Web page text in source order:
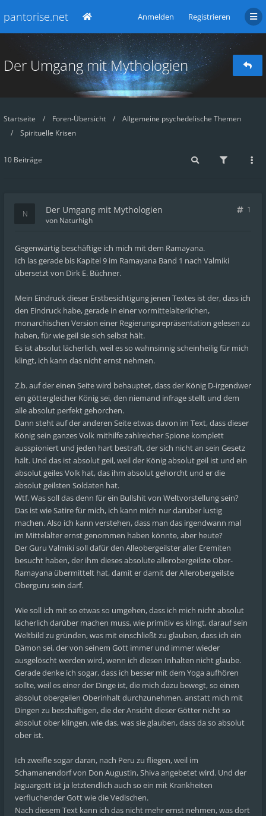
pantorise.net Anmelden Registrieren
Der Umgang mit Mythologien
Startseite Foren-Übersicht
Allgemeine psychedelische Themen
Spirituelle Krisen
10 Beiträge
Der Umgang mit Mythologien
1
von Naturhigh
Gegenwärtig beschäftige ich mich mit dem Ramayana.
Ich las gerade bis Kapitel 9 im Ramayana Band 1 nach Valmiki
übersetzt von Dirk E. Büchner.
Mein Eindruck dieser Erstbesichtigung jenen Textes ist der, dass ich
den Eindruck habe, gerade in einer vormittelalterlichen,
monarchischen Version einer Regierungsrepräsentation gelesen zu
haben, für wie geil sie sich selbst hält.
Es ist absolut lächerlich, weil es so wahnsinnig scheinheilig für mich
klingt, ich kann das nicht ernst nehmen.
Z.b. auf der einen Seite wird behauptet, dass der König D-irgendwer
ein göttergleicher König sei, den niemand infrage stellt und dem
alle absolut perfekt gehorchen.
Dann steht auf der anderen Seite etwas davon im Text, dass dieser
König sein ganzes Volk mithilfe zahlreicher Spione komplett
ausspioniert und jeden hart bestraft, der sich nicht an sein Gesetz
hält. Und das ist absolut geil, weil der König absolut geil ist und ein
absolut geiles Volk hat, das ihm absolut gehorcht und er die
absolut geilsten Soldaten hat.
Wtf. Was soll das denn für ein Bullshit von Weltvorstellung sein?
Das ist wie Satire für mich, ich kann mich nur darüber lustig
machen. Also ich kann verstehen, dass man das irgendwann mal
im Mittelalter ernst genommen haben könnte, aber heute?
Der Guru Valmiki soll dafür den Alleobergeilster aller Eremiten
besucht haben, der ihm dieses absolute allerobergeilste Ober-
Ramayana übermittelt hat, damit er damit der Allerobergeilste
Oberguru sein darf.
Wie soll ich mit so etwas so umgehen, dass ich mich nicht absolut
lächerlich darüber machen muss, wie primitiv es klingt, darauf sein
Weltbild zu gründen, was mit einschließt zu glauben, dass ich ein
Dämon sei, der von seinem Gott immer und immer wieder
ausgelöscht werden wird, wenn ich diesen Inhalten nicht glaube.
Gerade denke ich sogar, dass ich besser mit dem Yoga aufhören
sollte, weil es einer der Dinge ist, die mich dazu bewegt, so einen
absolut obergeilen Oberinhalt durchzunehmen, anstatt mich mit
Dingen zu beschäftigen, die der Ansicht dieser Götter nicht so
absolut ober klingen, wie das, was sie glauben, dass da so absolut
ober ist.
Ich zweifle sogar daran, nach Peru zu fliegen, weil im
Schamanendorf von Don Augustin, Shiva angebetet wird. Und der
Jaguargott ist ja letztendlich auch so ein mit Krankheiten
verfluchender Gott wie die Vedischen.
Nach diesem Text kann ich das nicht mehr ernst nehmen, was dort